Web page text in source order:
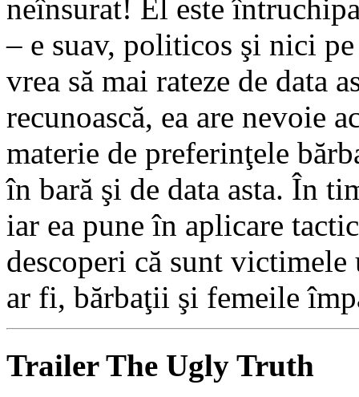
neînsurat! El este
– e suav, politicos şi nici
vrea să mai rateze de data
recunoască, ea are nevoie
materie de preferinţele
în bară şi de data asta. În
iar ea pune în aplicare
descoperi că sunt
ar fi, bărbaţii şi femeile
Trailer The Ugly Truth